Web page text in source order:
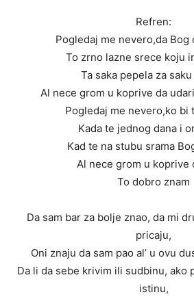
Refren:
Pogledaj me nevero,da Bog
To zrno lazne srece koju
Ta saka pepela za
Al nece grom u koprive da
Pogledaj me nevero,ko bi
Kada te jednog dana i
Kad te na stubu srama
Al nece grom u koprive
To dobro znam
Da sam bar za bolje znao, da mi
pricaju,
Oni znaju da sam pao al’ u ovu
Da li da sebe krivim ili sudbinu, ako
istinu,